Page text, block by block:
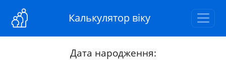
Калькулятор віку
Дата народження: